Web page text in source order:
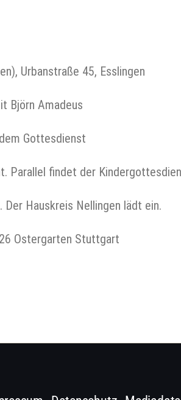
Urbanstraße 45, Esslingen
Björn Amadeus
Gottesdienst
Parallel findet der
Der Hauskreis Nellingen lädt ein.
Ostergarten Stuttgart